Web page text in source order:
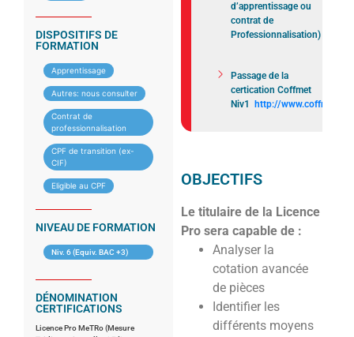
DISPOSITIFS DE
FORMATION
Apprentissage
Autres: nous consulter
Contrat de
professionnalisation
CPF de transition (ex-
CIF)
Eligible au CPF
NIVEAU DE FORMATION
Niv. 6 (Equiv. BAC +3)
DÉNOMINATION
CERTIFICATIONS
Licence Pro MeTRo (Mesure
d’apprentissage ou
contrat de
Professionnalisation)
Passage de la
certication Coffmet
Niv1
http://www.coffmet.fr
OBJECTIFS
Le titulaire de la Licence
Pro sera capable de :
Analyser la
cotation avancée
de pièces
Identifier les
différents moyens